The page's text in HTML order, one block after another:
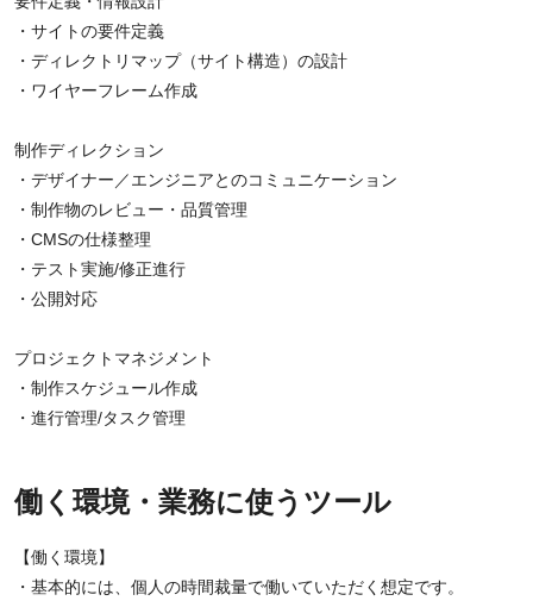
・サイトの要件定義
・ディレクトリマップ（サイト構造）の設計
・ワイヤーフレーム作成
制作ディレクション
・デザイナー／エンジニアとのコミュニケーション
・制作物のレビュー・品質管理
・CMSの仕様整理
・テスト実施/修正進行
・公開対応
プロジェクトマネジメント
・制作スケジュール作成
・進行管理/タスク管理
働く環境・業務に使うツール
【働く環境】
・基本的には、個人の時間裁量で働いていただく想定です。